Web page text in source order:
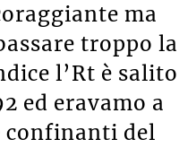
ma
troppo la
l’Rt è salito
ed eravamo a
confinanti del